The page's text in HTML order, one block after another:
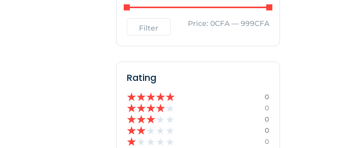
Filter Price: 0CFA — 999CFA
Rating
★★★★★ 0
★★★★★ 0
★★★★ ★ 0
★★★ ★ ★ 0
★★ ★ ★ ★ 0